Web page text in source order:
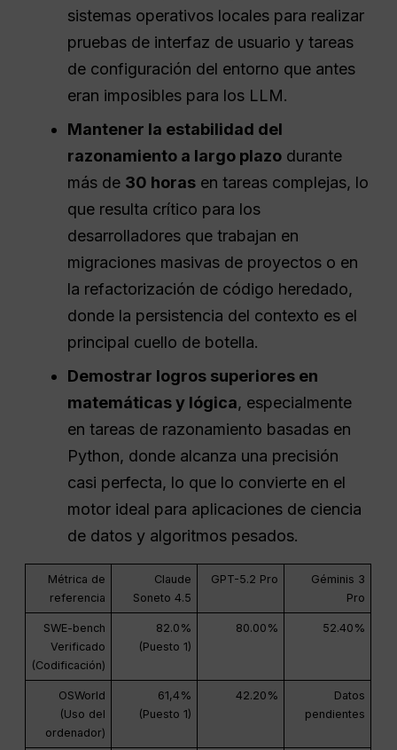
sistemas operativos locales para realizar
pruebas de interfaz de usuario y tareas
de configuración del entorno que antes
eran imposibles para los LLM.
Mantener la estabilidad del
razonamiento a largo plazo durante
más de 30 horas en tareas complejas, lo
que resulta crítico para los
desarrolladores que trabajan en
migraciones masivas de proyectos o en
la refactorización de código heredado,
donde la persistencia del contexto es el
principal cuello de botella.
Demostrar logros superiores en
matemáticas y lógica, especialmente
en tareas de razonamiento basadas en
Python, donde alcanza una precisión
casi perfecta, lo que lo convierte en el
motor ideal para aplicaciones de ciencia
de datos y algoritmos pesados.
Métrica de
referencia
Claude
Soneto 4.5
GPT-5.2 Pro
Géminis 3
Pro
SWE-bench
Verificado
(Codificación)
82.0%
(Puesto 1)
80.00% 52.40%
OSWorld
(Uso del
ordenador)
61,4%
(Puesto 1)
42.20%
Datos
pendientes